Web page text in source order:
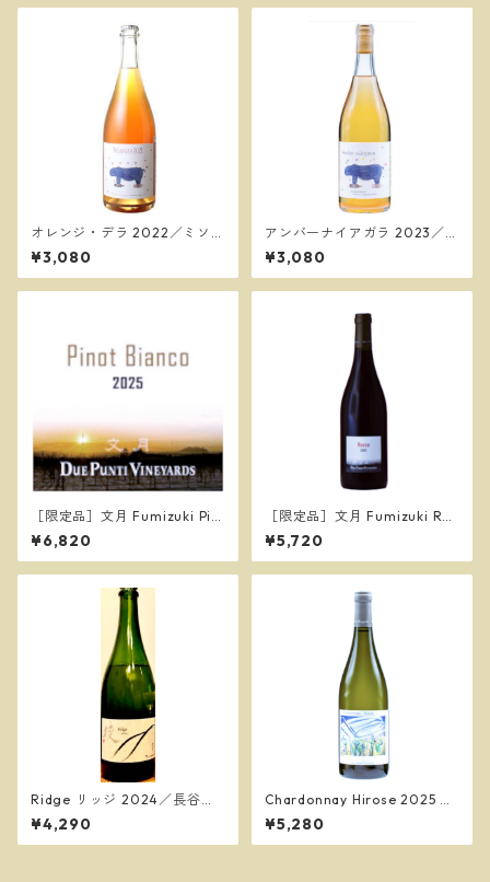
オレンジ・デラ 2022／ミソ
ノ・ヴィンヤード
¥3,080
アンバーナイアガラ 2023／ミ
ソノ・ヴィンヤード
¥3,080
［限定品］文月 Fumizuki Pin
ot Bianco 2025／ドゥエ プン
ティ ヴィンヤーズ
¥6,820
［限定品］文月 Fumizuki Ros
so 2025／ドゥエ プンティ ヴ
ィンヤーズ
¥5,720
Ridge リッジ 2024／長谷川
ヴィンヤード
¥4,290
Chardonnay Hirose 2025 シ
ャルドネ ヒロセ 2025／ドゥ
エ プンティ ヴィンヤーズ
¥5,280